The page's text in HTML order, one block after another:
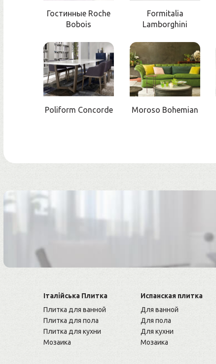
Гостинные Roche
Bobois
Formitalia
Lamborghini
Poliform Concorde Moroso Bohemian
Італійська Плитка
Плитка для ванной
Плитка для пола
Плитка для кухни
Мозаика
Испанская плитка
Для ванной
Для пола
Для кухни
Мозаика